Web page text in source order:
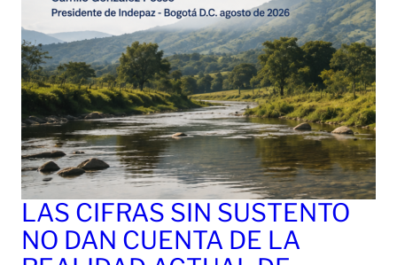
LAS CIFRAS SIN SUSTENTO
NO DAN CUENTA DE LA